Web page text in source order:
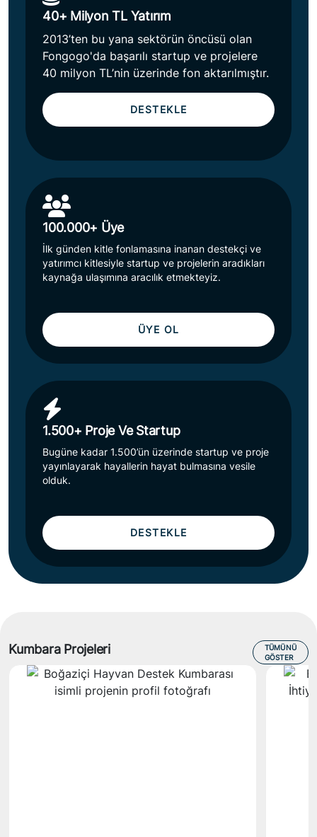
40+ Milyon TL Yatırım
2013’ten bu yana sektörün öncüsü olan
Fongogo'da başarılı startup ve projelere
40 milyon TL’nin üzerinde fon aktarılmıştır.
DESTEKLE
100.000+ Üye
İlk günden kitle fonlamasına inanan destekçi ve
yatırımcı kitlesiyle startup ve projelerin aradıkları
kaynağa ulaşımına aracılık etmekteyiz.
ÜYE OL
1.500+ Proje Ve Startup
Bugüne kadar 1.500’ün üzerinde startup ve proje
yayınlayarak hayallerin hayat bulmasına vesile
olduk.
DESTEKLE
Kumbara Projeleri
TÜMÜNÜ
GÖSTER